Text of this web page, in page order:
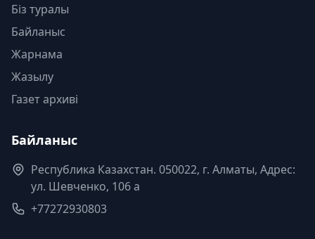
Біз туралы
Байланыс
Жарнама
Жазылу
Газет архиві
Байланыс
Республика Казахстан. 050022, г. Алматы, Адрес:
ул. Шевченко, 106 а
+77272930803